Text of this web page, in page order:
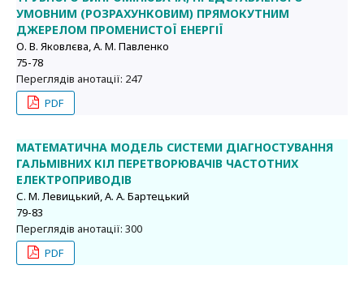
УМОВНИМ (РОЗРАХУНКОВИМ) ПРЯМОКУТНИМ
ДЖЕРЕЛОМ ПРОМЕНИСТОЇ ЕНЕРГІЇ
О. В. Яковлєва, А. М. Павленко
75-78
Переглядів анотації: 247
PDF
МАТЕМАТИЧНА МОДЕЛЬ СИСТЕМИ ДІАГНОСТУВАННЯ
ГАЛЬМІВНИХ КІЛ ПЕРЕТВОРЮВАЧІВ ЧАСТОТНИХ
ЕЛЕКТРОПРИВОДІВ
С. М. Левицький, А. А. Бартецький
79-83
Переглядів анотації: 300
PDF